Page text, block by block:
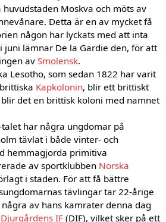
Moskva och möts av
Detta är en av mycket få
någon har lyckats med att inta
juni lämnar De la Gardie den, för att
avSmolensk.
Lesotho, som sedan 1822 har varit
Kapkolonin, blir ett brittiskt
det en brittisk koloni med namnet
talet har några ungdomar på
tävlat i både vinter- och
hemmagjorda primitiva
av sportklubben Norska
i staden. För att få bättre
tävlingar tar 22-årige
några av hans kamrater denna dag
Djurgårdens IF (DIF), vilket sker på ett